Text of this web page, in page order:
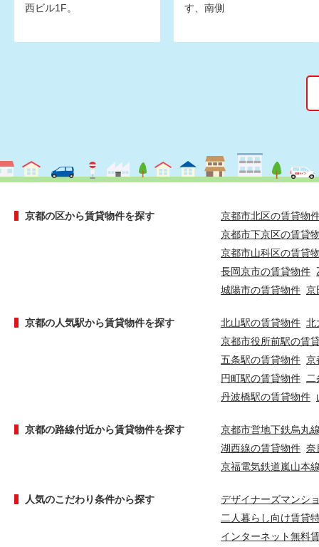
西ビル1F。
す、南側
京都の区から賃貸物件を探す
京都市北区の賃貸物
京都市下京区の賃貸
京都市山科区の賃貸
長岡京市の賃貸物件
城陽市の賃貸物件 京
京都の人気駅から賃貸物件を探す 北山駅の賃貸物件 北
京都市役所前駅の賃
五条駅の賃貸物件 京
円町駅の賃貸物件
丹波橋駅の賃貸物件
京都の路線付近から賃貸物件を探す
京都市営地下鉄烏丸
湖西線の賃貸物件 奈
京福電気鉄道嵐山本
人気のこだわり条件から探す
デザイナーズマンシ
二人暮らし向け賃貸
インターネット無料